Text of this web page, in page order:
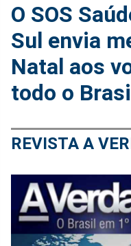
O SOS
Sul envia
Natal aos
todo o
REVISTA A